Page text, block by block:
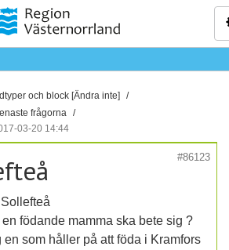
och block [Ändra inte]
frågorna
03-20 14:44
#86123
födande mamma ska bete sig ?
en som håller på att föda i Kramfors